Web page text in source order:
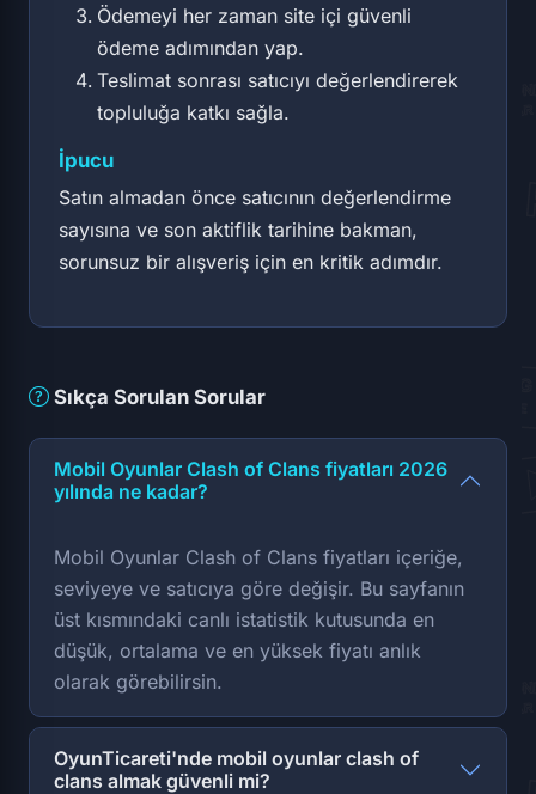
Ödemeyi her zaman site içi güvenli
ödeme adımından yap.
Teslimat sonrası satıcıyı değerlendirerek
topluluğa katkı sağla.
İpucu
Satın almadan önce satıcının değerlendirme
sayısına ve son aktiflik tarihine bakman,
sorunsuz bir alışveriş için en kritik adımdır.
Sıkça Sorulan Sorular
Mobil Oyunlar Clash of Clans fiyatları 2026
yılında ne kadar?
Mobil Oyunlar Clash of Clans fiyatları içeriğe,
seviyeye ve satıcıya göre değişir. Bu sayfanın
üst kısmındaki canlı istatistik kutusunda en
düşük, ortalama ve en yüksek fiyatı anlık
olarak görebilirsin.
OyunTicareti'nde mobil oyunlar clash of
clans almak güvenli mi?